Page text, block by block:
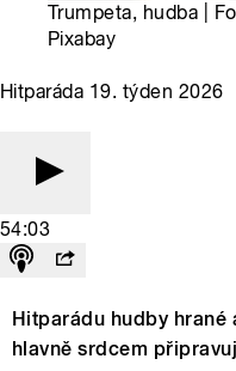
Trumpeta, hudba |
Pixabay
Hitparáda 19. týden 2026
54:03
Hitparádu hudby hrané
hlavně srdcem